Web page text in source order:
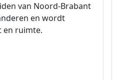
van Noord-Brabant
en wordt
en ruimte.